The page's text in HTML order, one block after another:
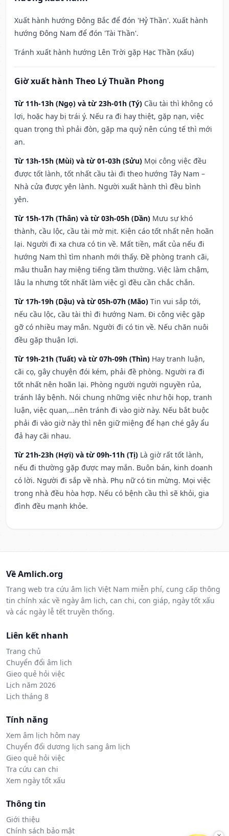
Xuất hành hướng Đông Bắc để đón 'Hỷ Thần'. Xuất hành
hướng Đông Nam để đón 'Tài Thần'.
Tránh xuất hành hướng Lên Trời gặp Hạc Thần (xấu)
Giờ xuất hành Theo Lý Thuần Phong
Từ 11h-13h (Ngọ) và từ 23h-01h (Tý) Cầu tài thì không có
lợi, hoặc hay bị trái ý. Nếu ra đi hay thiệt, gặp nạn, việc
quan trọng thì phải đòn, gặp ma quỷ nên cúng tế thì mới
an.
Từ 13h-15h (Mùi) và từ 01-03h (Sửu) Mọi công việc đều
được tốt lành, tốt nhất cầu tài đi theo hướng Tây Nam –
Nhà cửa được yên lành. Người xuất hành thì đều bình
yên.
Từ 15h-17h (Thân) và từ 03h-05h (Dần) Mưu sự khó
thành, cầu lộc, cầu tài mờ mịt. Kiện cáo tốt nhất nên hoãn
lại. Người đi xa chưa có tin về. Mất tiền, mất của nếu đi
hướng Nam thì tìm nhanh mới thấy. Đề phòng tranh cãi,
mâu thuẫn hay miệng tiếng tầm thường. Việc làm chậm,
lâu la nhưng tốt nhất làm việc gì đều cần chắc chắn.
Từ 17h-19h (Dậu) và từ 05h-07h (Mão) Tin vui sắp tới,
nếu cầu lộc, cầu tài thì đi hướng Nam. Đi công việc gặp
gỡ có nhiều may mắn. Người đi có tin về. Nếu chăn nuôi
đều gặp thuận lợi.
Từ 19h-21h (Tuất) và từ 07h-09h (Thìn) Hay tranh luận,
cãi cọ, gây chuyện đói kém, phải đề phòng. Người ra đi
tốt nhất nên hoãn lại. Phòng người người nguyền rủa,
tránh lây bệnh. Nói chung những việc như hội họp, tranh
luận, việc quan,…nên tránh đi vào giờ này. Nếu bắt buộc
phải đi vào giờ này thì nên giữ miệng để hạn ché gây ẩu
đả hay cãi nhau.
Từ 21h-23h (Hợi) và từ 09h-11h (Tị) Là giờ rất tốt lành,
nếu đi thường gặp được may mắn. Buôn bán, kinh doanh
có lời. Người đi sắp về nhà. Phụ nữ có tin mừng. Mọi việc
trong nhà đều hòa hợp. Nếu có bệnh cầu thì sẽ khỏi, gia
đình đều mạnh khỏe.
Về Amlich.org
Trang web tra cứu âm lịch Việt Nam miễn phí, cung cấp thông
tin chính xác về ngày âm lịch, can chi, con giáp, ngày tốt xấu
và các ngày lễ tết truyền thống.
Liên kết nhanh
Trang chủ
Chuyển đổi âm lịch
Gieo quẻ hỏi việc
Lịch năm 2026
Lịch tháng 8
Tính năng
Xem âm lịch hôm nay
Chuyển đổi dương lịch sang âm lịch
Gieo quẻ hỏi việc
Tra cứu can chi
Xem ngày tốt xấu
Thông tin
Giới thiệu
Chính sách bảo mật